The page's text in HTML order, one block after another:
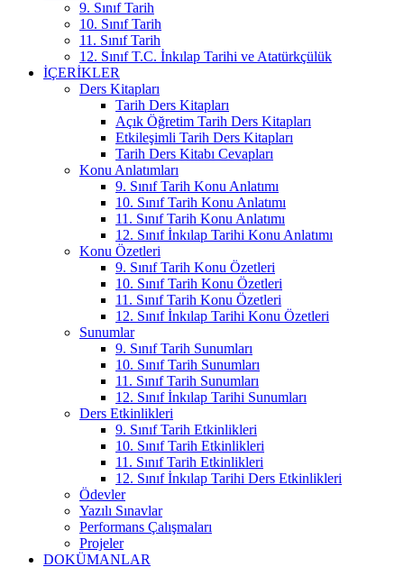
9. Sınıf Tarih
10. Sınıf Tarih
11. Sınıf Tarih
12. Sınıf T.C. İnkılap Tarihi ve Atatürkçülük
İÇERIKLER
Ders Kitapları
Tarih Ders Kitapları
Açık Öğretim Tarih Ders Kitapları
Etkileşimli Tarih Ders Kitapları
Tarih Ders Kitabı Cevapları
Konu Anlatımları
9. Sınıf Tarih Konu Anlatımı
10. Sınıf Tarih Konu Anlatımı
11. Sınıf Tarih Konu Anlatımı
12. Sınıf İnkılap Tarihi Konu Anlatımı
Konu Özetleri
9. Sınıf Tarih Konu Özetleri
10. Sınıf Tarih Konu Özetleri
11. Sınıf Tarih Konu Özetleri
12. Sınıf İnkılap Tarihi Konu Özetleri
Sunumlar
9. Sınıf Tarih Sunumları
10. Sınıf Tarih Sunumları
11. Sınıf Tarih Sunumları
12. Sınıf İnkılap Tarihi Sunumları
Ders Etkinlikleri
9. Sınıf Tarih Etkinlikleri
10. Sınıf Tarih Etkinlikleri
11. Sınıf Tarih Etkinlikleri
12. Sınıf İnkılap Tarihi Ders Etkinlikleri
Ödevler
Yazılı Sınavlar
Performans Çalışmaları
Projeler
DOKÜMANLAR